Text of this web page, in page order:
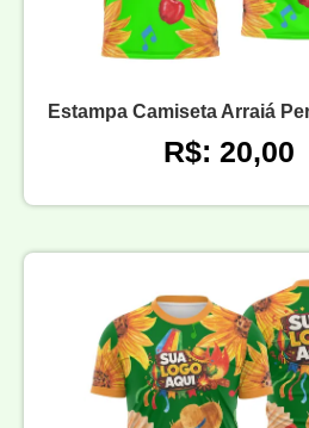
Estampa Camiseta Arraiá
R$: 20,00